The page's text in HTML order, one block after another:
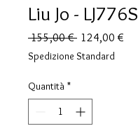
Liu Jo - LJ776S
155,00 € Prezzo
regolare
124,00 €
Spedizione Standard
Quantità *